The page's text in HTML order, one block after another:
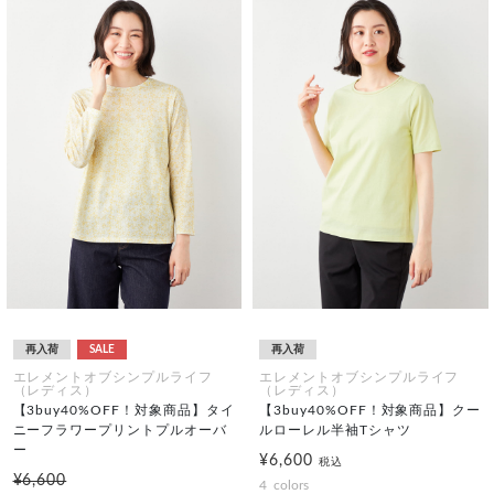
再入荷 SALE
エレメントオブシンプルライフ
（レディス）
【3buy40%OFF！対象商品】タイ
ニーフラワープリントプルオーバ
ー
¥6,600
再入荷
エレメントオブシンプルライフ
（レディス）
【3buy40%OFF！対象商品】クー
ルローレル半袖Tシャツ
¥6,600 税込
4 colors